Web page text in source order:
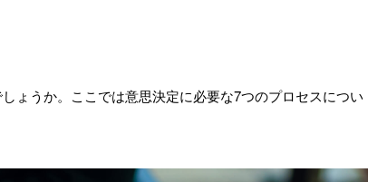
ょうか。ここでは意思決定に必要な7つのプロセスについ